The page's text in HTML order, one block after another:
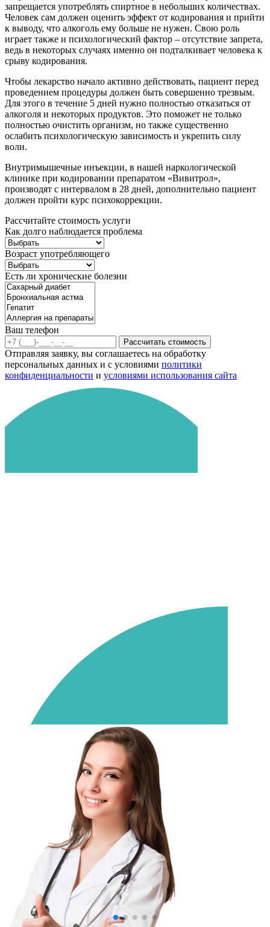
запрещается употреблять спиртное в небольших количествах.
Человек сам должен оценить эффект от кодирования и прийти
к выводу, что алкоголь ему больше не нужен. Свою роль
играет также и психологический фактор – отсутствие запрета,
ведь в некоторых случаях именно он подталкивает человека к
срыву кодирования.
Чтобы лекарство начало активно действовать, пациент перед
проведением процедуры должен быть совершенно трезвым.
Для этого в течение 5 дней нужно полностью отказаться от
алкоголя и некоторых продуктов. Это поможет не только
полностью очистить организм, но также существенно
ослабить психологическую зависимость и укрепить силу
воли.
Внутримышечные инъекции, в нашей наркологической
клинике при кодировании препаратом «Вивитрол»,
производят с интервалом в 28 дней, дополнительно пациент
должен пройти курс психокоррекции.
Рассчитайте стоимость услуги
Как долго наблюдается проблема
Возраст употребляющего
Есть ли хронические болезни
Ваш телефон
Рассчитать стоимость
Отправляя заявку, вы соглашаетесь на обработку
персональных данных и с условиями политики
конфиденциальности и условиями использования сайта